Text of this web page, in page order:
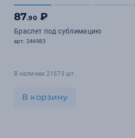
87.90 ₽
Браслет под сублимацию
арт. 244983
В наличии 21673 шт.
В корзину